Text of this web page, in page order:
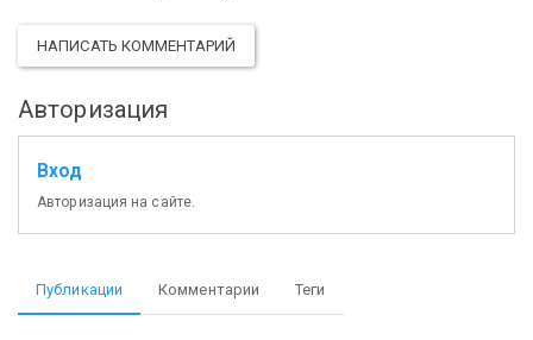
НАПИСАТЬ КОММЕНТАРИЙ
Авторизация
Вход
Авторизация на сайте.
Публикации Комментарии Теги